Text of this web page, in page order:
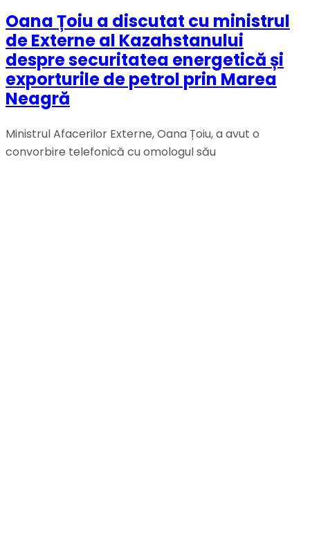
Oana Țoiu a discutat cu ministrul
de Externe al Kazahstanului
despre securitatea energetică și
exporturile de petrol prin Marea
Neagră
Ministrul Afacerilor Externe, Oana Țoiu, a avut o
convorbire telefonică cu omologul său